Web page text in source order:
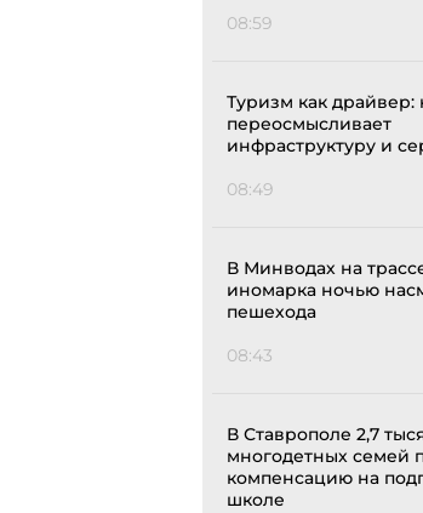
08:59
Туризм как драйвер:
переосмысливает
инфраструктуру и
08:49
В Минводах на
иномарка ночью
пешехода
08:43
В Ставрополе 2,7
многодетных семей
компенсацию на
школе